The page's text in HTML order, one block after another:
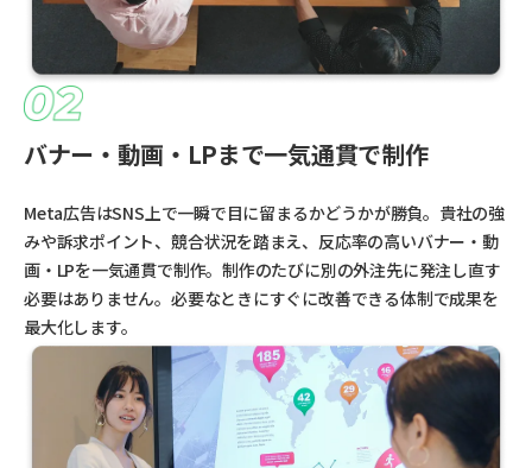
バナー・動画・LPまで一気通貫で制作
Meta広告はSNS上で一瞬で目に留まるかどうかが勝負。貴社の強
みや訴求ポイント、競合状況を踏まえ、反応率の高いバナー・動
画・LPを一気通貫で制作。制作のたびに別の外注先に発注し直す
必要はありません。必要なときにすぐに改善できる体制で成果を
最大化します。